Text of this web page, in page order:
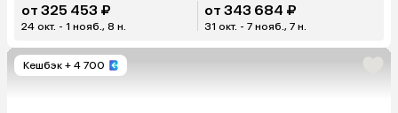
от 325 453 ₽
24 окт. - 1 нояб., 8 н.
от 343 684 ₽
31 окт. - 7 нояб., 7 н.
Кешбэк + 4 700